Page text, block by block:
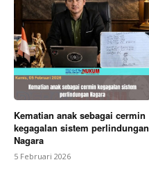
Kematian anak sebagai cermin
kegagalan sistem perlindungan
Nagara
5 Februari 2026